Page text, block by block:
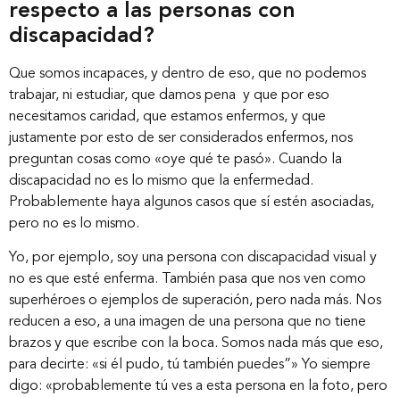
respecto a las personas con
discapacidad?
Que somos incapaces, y dentro de eso, que no podemos
trabajar, ni estudiar, que damos pena y que por eso
necesitamos caridad, que estamos enfermos, y que
justamente por esto de ser considerados enfermos, nos
preguntan cosas como «oye qué te pasó». Cuando la
discapacidad no es lo mismo que la enfermedad.
Probablemente haya algunos casos que sí estén asociadas,
pero no es lo mismo.
Yo, por ejemplo, soy una persona con discapacidad visual y
no es que esté enferma. También pasa que nos ven como
superhéroes o ejemplos de superación, pero nada más. Nos
reducen a eso, a una imagen de una persona que no tiene
brazos y que escribe con la boca. Somos nada más que eso,
para decirte: «si él pudo, tú también puedes”» Yo siempre
digo: «probablemente tú ves a esta persona en la foto, pero